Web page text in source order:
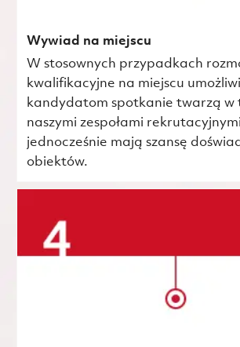
Wywiad na miejscu
W stosownych przypadkach
kwalifikacyjne na miejscu
kandydatom spotkanie twarzą w
naszymi zespołami
jednocześnie mają szansę
obiektów.